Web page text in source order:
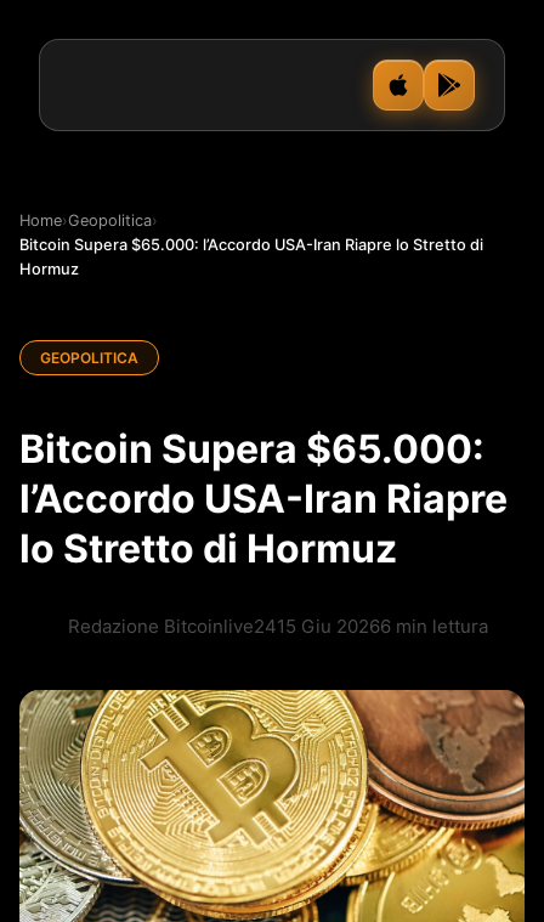
Home›Geopolitica›
Bitcoin Supera $65.000: l’Accordo USA-Iran Riapre lo Stretto di
Hormuz
GEOPOLITICA
Bitcoin Supera $65.000:
l’Accordo USA-Iran Riapre
lo Stretto di Hormuz
Redazione Bitcoinlive2415 Giu 20266 min lettura